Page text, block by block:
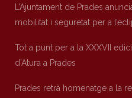
L’Ajuntament de Prades
mobilitat i seguretat per a
Tot a punt per a la XXXVII
d’Atura a Prades
Prades retrà homenatge a la